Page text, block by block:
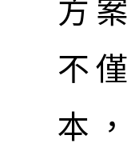
方
不
本